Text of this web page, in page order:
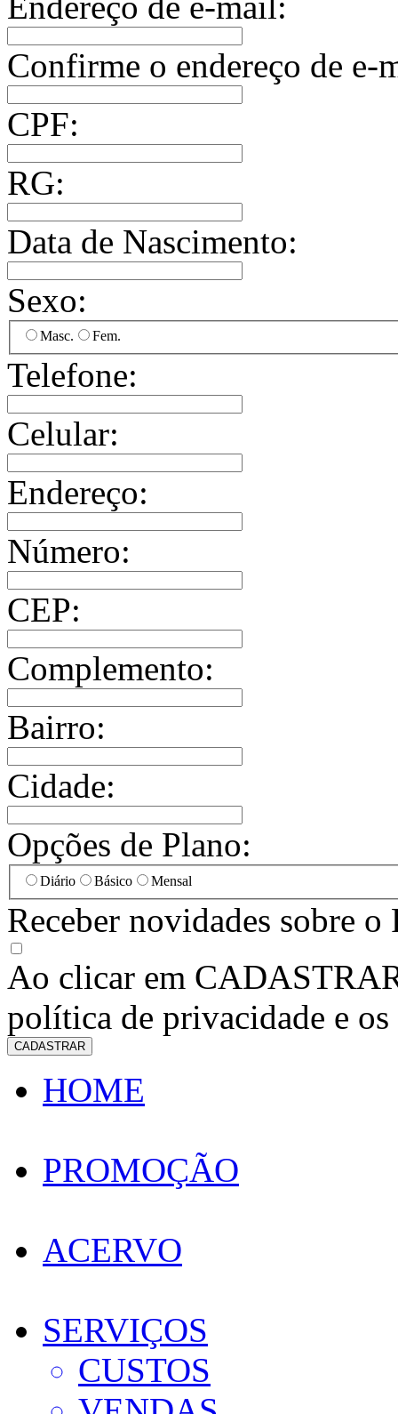
Confirme o endereço de e-
CPF:
RG:
Data de Nascimento:
Sexo:
Masc. Fem.
Telefone:
Celular:
Endereço:
Número:
CEP:
Complemento:
Bairro:
Cidade:
Opções de Plano:
Diário Básico Mensal
Receber novidades sobre
Ao clicar em
política de privacidade e os
CADASTRAR
HOME
PROMOÇÃO
ACERVO
SERVIÇOS
CUSTOS